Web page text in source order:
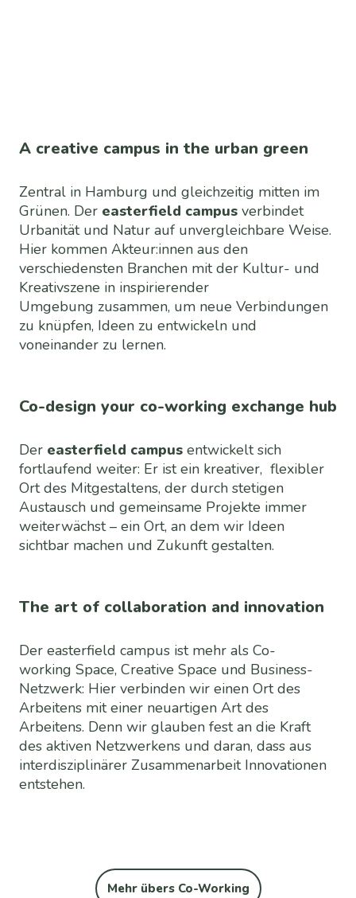
A creative campus in the urban green
Zentral in Hamburg und gleichzeitig mitten im
Grünen. Der easterfield campus verbindet
Urbanität und Natur auf unvergleichbare Weise.
Hier kommen Akteur:innen aus den
verschiedensten Branchen mit der Kultur- und
Kreativszene in inspirierender
Umgebung zusammen, um neue Verbindungen
zu knüpfen, Ideen zu entwickeln und
voneinander zu lernen.
Co-design your co-working exchange hub
Der easterfield campus entwickelt sich
fortlaufend weiter: Er ist ein kreativer, flexibler
Ort des Mitgestaltens, der durch stetigen
Austausch und gemeinsame Projekte immer
weiterwächst – ein Ort, an dem wir Ideen
sichtbar machen und Zukunft gestalten.
The art of collaboration and innovation
Der easterfield campus ist mehr als Co-
working Space, Creative Space und Business-
Netzwerk: Hier verbinden wir einen Ort des
Arbeitens mit einer neuartigen Art des
Arbeitens. Denn wir glauben fest an die Kraft
des aktiven Netzwerkens und daran, dass aus
interdisziplinärer Zusammenarbeit Innovationen
entstehen.
Mehr übers Co-Working